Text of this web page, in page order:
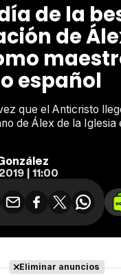
de la
de
español
que el Anticristo
de Álex de la Iglesia
| 11:00
Eliminar anuncios